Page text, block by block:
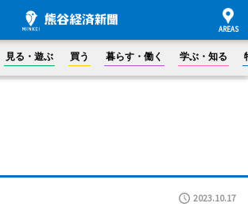
見る・遊ぶ 買う 暮らす・働く 学ぶ・知る
2023.10.17